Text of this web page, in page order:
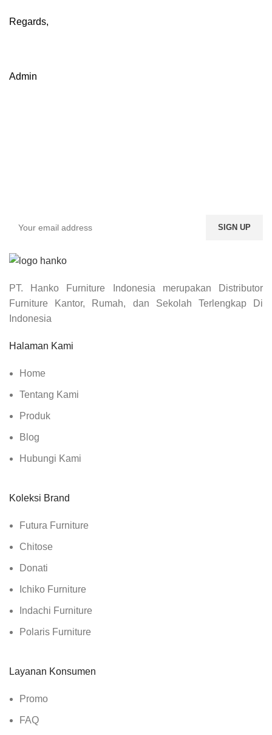
Regards,
Admin
PT. Hanko Furniture Indonesia merupakan Distributor
Furniture Kantor, Rumah, dan Sekolah Terlengkap Di
Indonesia
Halaman Kami
Home
Tentang Kami
Produk
Blog
Hubungi Kami
Koleksi Brand
Futura Furniture
Chitose
Donati
Ichiko Furniture
Indachi Furniture
Polaris Furniture
Layanan Konsumen
Promo
FAQ